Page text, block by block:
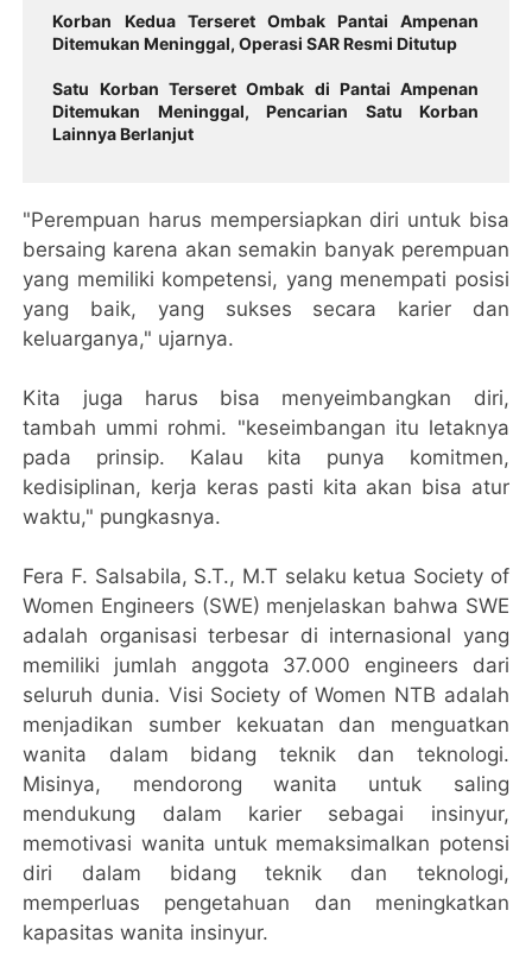
Korban Kedua Terseret Ombak Pantai Ampenan
Ditemukan Meninggal, Operasi SAR Resmi Ditutup
Satu Korban Terseret Ombak di Pantai Ampenan
Ditemukan Meninggal, Pencarian Satu Korban
Lainnya Berlanjut
"Perempuan harus mempersiapkan diri untuk bisa
bersaing karena akan semakin banyak perempuan
yang memiliki kompetensi, yang menempati posisi
yang baik, yang sukses secara karier dan
keluarganya," ujarnya.
Kita juga harus bisa menyeimbangkan diri,
tambah ummi rohmi. "keseimbangan itu letaknya
pada prinsip. Kalau kita punya komitmen,
kedisiplinan, kerja keras pasti kita akan bisa atur
waktu," pungkasnya.
Fera F. Salsabila, S.T., M.T selaku ketua Society of
Women Engineers (SWE) menjelaskan bahwa SWE
adalah organisasi terbesar di internasional yang
memiliki jumlah anggota 37.000 engineers dari
seluruh dunia. Visi Society of Women NTB adalah
menjadikan sumber kekuatan dan menguatkan
wanita dalam bidang teknik dan teknologi.
Misinya, mendorong wanita untuk saling
mendukung dalam karier sebagai insinyur,
memotivasi wanita untuk memaksimalkan potensi
diri dalam bidang teknik dan teknologi,
memperluas pengetahuan dan meningkatkan
kapasitas wanita insinyur.